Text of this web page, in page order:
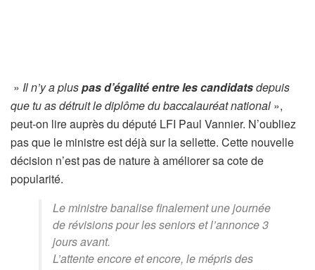
» Il n’y a pluspas d’égalité entre les candidatsdepuis
que tu as détruit le diplôme du baccalauréat national »,
peut-on lire auprès du député LFI Paul Vannier. N’oubliez
pas que le ministre est déjà sur la sellette. Cette nouvelle
décision n’est pas de nature à améliorer sa cote de
popularité.
Le ministre banalise finalement une journée
de révisions pour les seniors et l’annonce 3
jours avant.
L’attente encore et encore, le mépris des